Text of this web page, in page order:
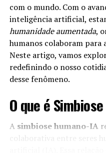
com o mundo. Com o
inteligência artificial,
humanidade aumentada,
humanos colaboram para
Neste artigo, vamos
redefinindo o nosso
desse fenômeno.
O que é
A simbiose humano-IA